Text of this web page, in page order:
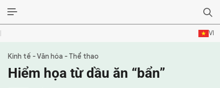
VI
SỰ KIỆN & BÌNH LUẬN
Kinh tế - Văn hóa - Thể thao
Hiểm họa từ dầu ăn “bẩn”